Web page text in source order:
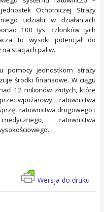
Ochotniczej Straży
udziału w działaniach
100 tys. członków tych
to wysoki potencjał do
stacjach paliw.
pomocy jednostkom straży
środki finansowe. W ciągu
12 milionów złotych, które
ratownictwa
ratownictwa drogowego i
ratownictwa
Wersja do druku